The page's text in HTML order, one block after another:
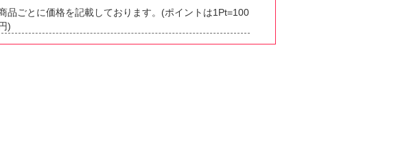
品ごとに価格を記載しております。(ポイントは1Pt=100
)